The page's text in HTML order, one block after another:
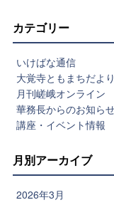
カテゴリー
いけばな通信
大覚寺ともまちだより
月刊嵯峨オンライン
華務長からのお知ら
講座・イベント情報
月別アーカイブ
2026年3月